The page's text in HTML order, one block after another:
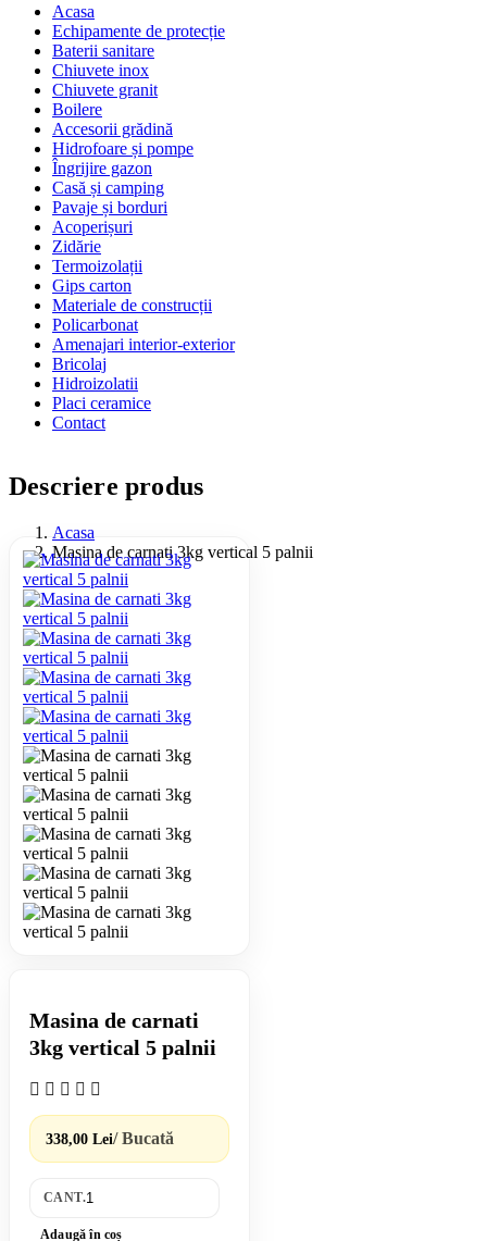
Acasa
Echipamente de protecție
Baterii sanitare
Chiuvete inox
Chiuvete granit
Boilere
Accesorii grădină
Hidrofoare și pompe
Îngrijire gazon
Casă și camping
Pavaje și borduri
Acoperișuri
Zidărie
Termoizolații
Gips carton
Materiale de construcții
Policarbonat
Amenajari interior-exterior
Bricolaj
Hidroizolatii
Placi ceramice
Contact
Descriere produs
Acasa
Masina de carnati 3kg vertical 5 palnii
Masina de carnati
3kg vertical 5 palnii
338,00 Lei/ Bucată
CANT.
Adaugă în coș